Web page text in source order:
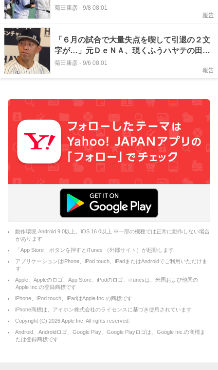
を受け関係者らがコメント
菊田康彦 - 9/8 08:01
報告
「６月の試合で大量失点を喫して引退の２文
字が…」元ＤｅＮＡ、現くふうハヤテの田中
健二朗が引退会見
菊田康彦 - 9/6 08:01
報告
動作環境 Android 9.0以上、iOS 16.0以上 ※一部の機種では正常に動作しない場合
があります
「App Store」ボタンを押すとiTunes （外部サイト）が起動します
アプリケーションはiPhone、iPod touch、iPadまたはAndroidでご利用いただけま
す
Apple、Appleのロゴ、App Store、iPodのロゴ、iTunesは、米国および他国の
Apple Inc.の登録商標です
iPhone、iPod touch、iPadはApple Inc.の商標です
iPhone商標は、アイホン株式会社のライセンスに基づき使用されています
Copyright (C) 2026Apple Inc. All rights reserved.
Android、Androidロゴ、Google Play、Google Playロゴは、Google Inc.の商標ま
たは登録商標です